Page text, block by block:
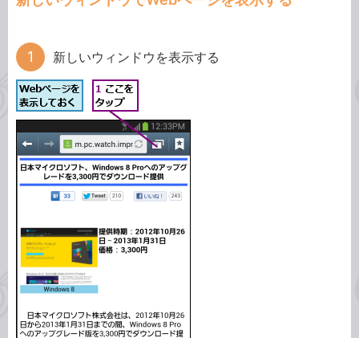
新しいウィンドウを表示する